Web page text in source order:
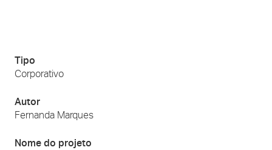
Tipo
Corporativo
Autor
Fernanda Marques
Nome do projeto